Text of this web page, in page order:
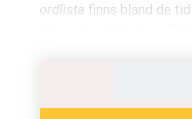
ordlista finns bland de
Det som skiljerLitet